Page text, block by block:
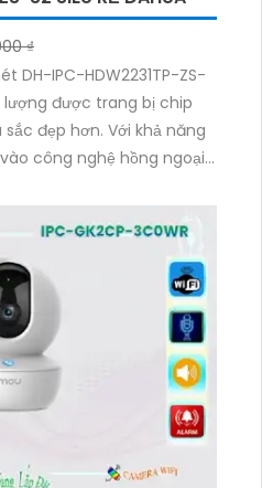
₫
DH-IPC-HDW2231TP-ZS-
được trang bị chip
đẹp hơn. Với khả năng
công nghệ hồng ngoại,
kiện ánh sáng. Với độ
tải nhanh chóng với
H.264+/H.264. Công
giúp mục tiêu trong khung
xác cho cả ngày và đêm.